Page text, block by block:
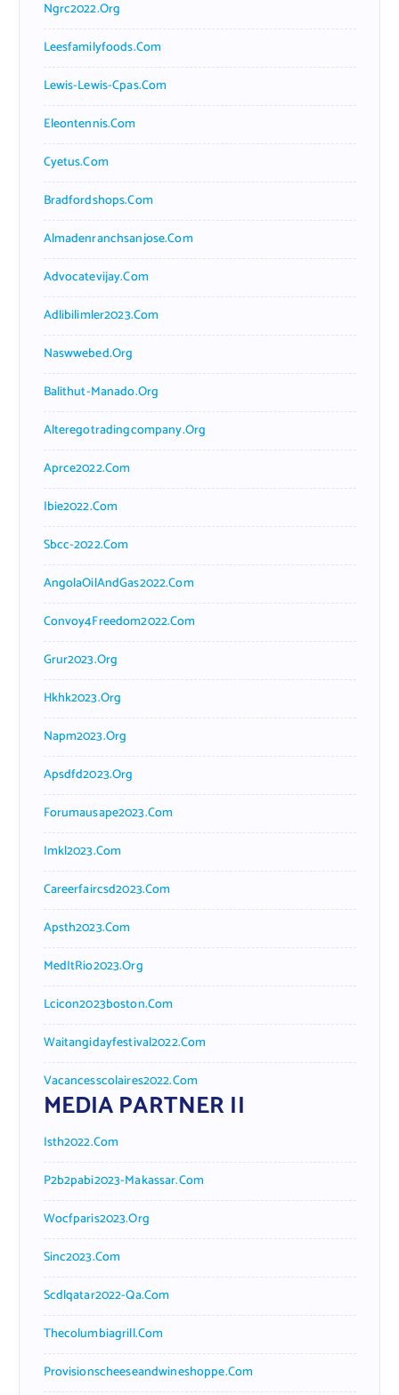
Ngrc2022.org
Leesfamilyfoods.com
Lewis-Lewis-Cpas.com
Eleontennis.com
Cyetus.com
Bradfordshops.com
Almadenranchsanjose.com
Advocatevijay.com
Adlibilimler2023.com
Naswwebed.org
Balithut-Manado.org
Alteregotradingcompany.org
Aprce2022.com
Ibie2022.com
Sbcc-2022.com
AngolaOilAndGas2022.com
Convoy4Freedom2022.com
Grur2023.org
Hkhk2023.org
Napm2023.org
Apsdfd2023.org
Forumausape2023.com
Imkl2023.com
Careerfaircsd2023.com
Apsth2023.com
MedItRio2023.org
Lcicon2023boston.com
Waitangidayfestival2022.com
Vacancesscolaires2022.com
MEDIA PARTNER II
Isth2022.com
P2b2pabi2023-Makassar.com
Wocfparis2023.org
Sinc2023.com
Scdlqatar2022-Qa.com
Thecolumbiagrill.com
Provisionscheeseandwineshoppe.com